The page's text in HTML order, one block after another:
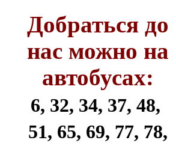
Добраться до
нас можно на
автобусах:
6, 32, 34, 37, 48,
51, 65, 69, 77, 78,